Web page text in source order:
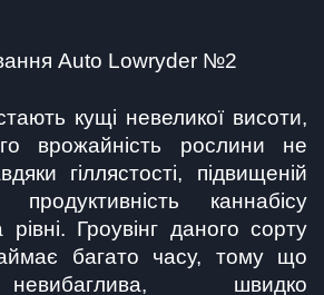
Auto Lowryder №2
кущі невеликої висоти,
врожайність рослини не
гіллястості, підвищеній
каннабісу
Гроувінг даного сорту
багато часу, тому що
швидко